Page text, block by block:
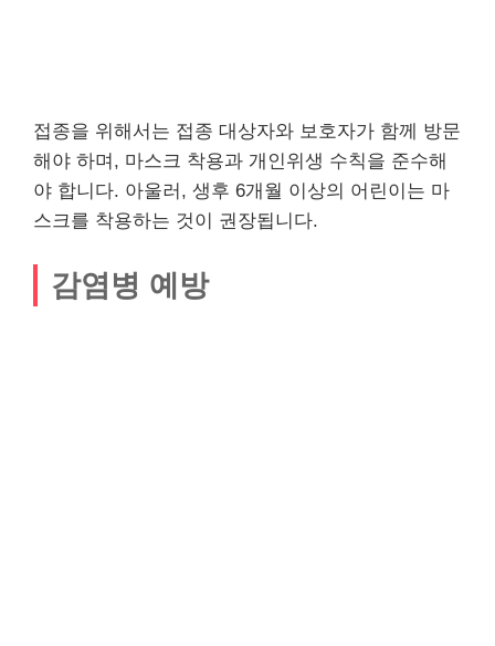
접종을 위해서는 접종 대상자와 보호자가 함께 방문
해야 하며, 마스크 착용과 개인위생 수칙을 준수해
야 합니다. 아울러, 생후 6개월 이상의 어린이는 마
스크를 착용하는 것이 권장됩니다.
감염병 예방